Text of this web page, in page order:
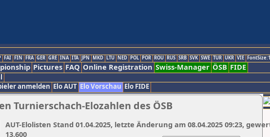
FAI FIN FRA GER GRE INA ITA JPN MKD LTU NED POL POR ROU RUS SRB SVK SWE TUR UKR VIE
Pictures FAQ Online Registration Swiss-Manager ÖSB FIDE
anmelden Elo AUT Elo Vorschau Elo FIDE
Turnierschach-Elozahlen des ÖSB
AUT-Elolisten Stand 01.04.2025, letzte Änderung am 08.04.2025 09:23,
13.600